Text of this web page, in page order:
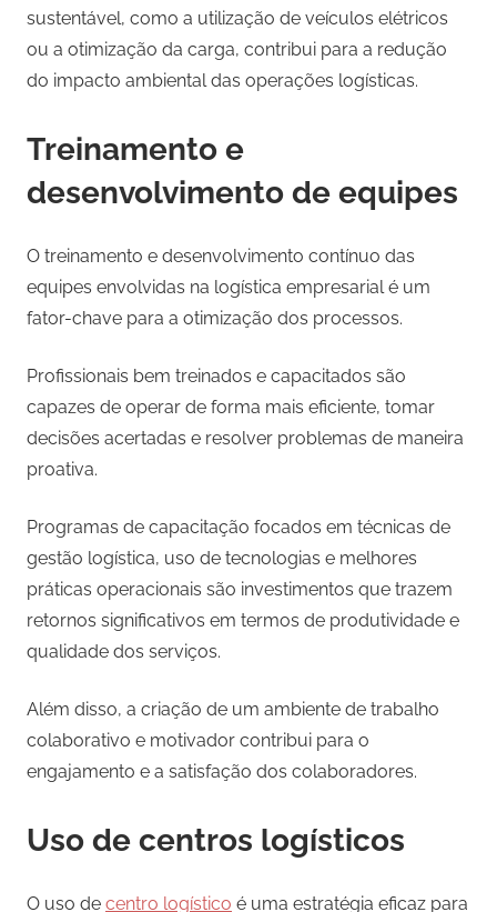
sustentável, como a utilização de veículos elétricos
ou a otimização da carga, contribui para a redução
do impacto ambiental das operações logísticas.
Treinamento e
desenvolvimento de equipes
O treinamento e desenvolvimento contínuo das
equipes envolvidas na logística empresarial é um
fator-chave para a otimização dos processos.
Profissionais bem treinados e capacitados são
capazes de operar de forma mais eficiente, tomar
decisões acertadas e resolver problemas de maneira
proativa.
Programas de capacitação focados em técnicas de
gestão logística, uso de tecnologias e melhores
práticas operacionais são investimentos que trazem
retornos significativos em termos de produtividade e
qualidade dos serviços.
Além disso, a criação de um ambiente de trabalho
colaborativo e motivador contribui para o
engajamento e a satisfação dos colaboradores.
Uso de centros logísticos
O uso de centro logístico é uma estratégia eficaz para